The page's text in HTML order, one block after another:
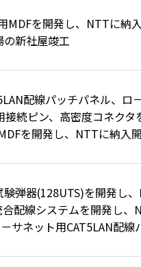
MDFを開発し、NTTに納
新社屋竣工
配線パッチパネル、ロ
続ピン、高密度コネクタ
を開発し、NTTに納入
弾器(128UTS)を開発し
配線システムを開発し、
サネット用CAT5LAN配